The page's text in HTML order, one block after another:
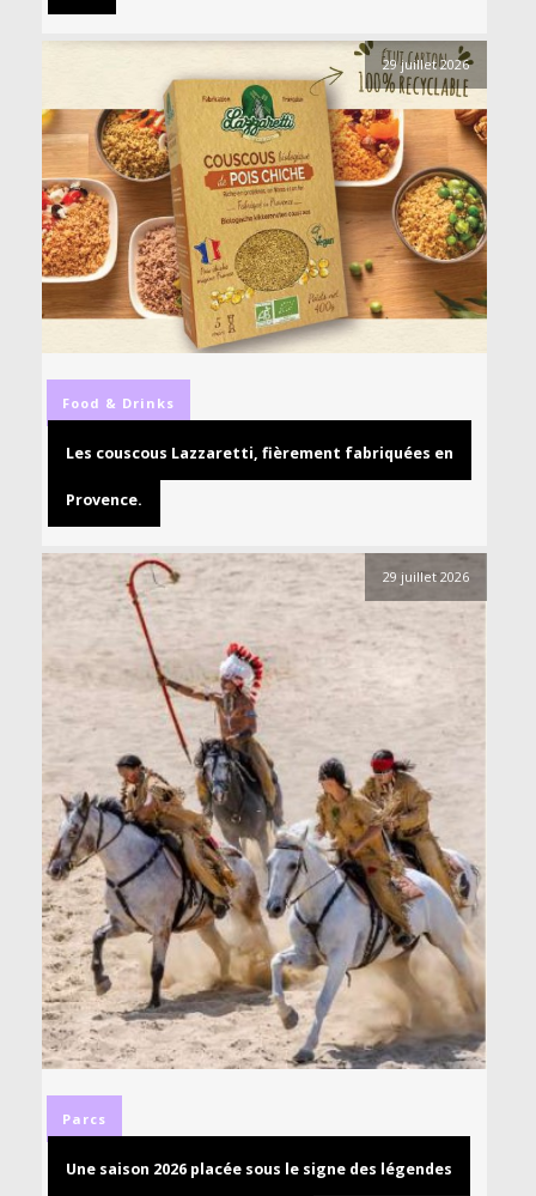
29 juillet 2026
Food & Drinks
Les couscous Lazzaretti, fièrement fabriquées en
Provence.
29 juillet 2026
Parcs
Une saison 2026 placée sous le signe des légendes